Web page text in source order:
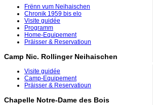
Frënn vum Neihaischen
Chronik 1959 bis elo
Visite guidée
Programm
Home-Equipement
Präisser & Reservatioun
Camp Nic. Rollinger Neihaischen
Visite guidée
Camp-Equipement
Präisser & Reservatioun
Chapelle Notre-Dame des Bois